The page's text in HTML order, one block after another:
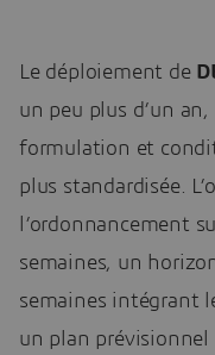
Le déploiement de
un peu plus d’un
formulation et
plus standardisée.
l’ordonnancement
semaines, un
semaines intégrant
un plan prévisionnel